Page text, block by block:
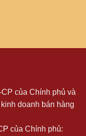
của Chính phủ và
doanh bán hàng
của Chính phủ: